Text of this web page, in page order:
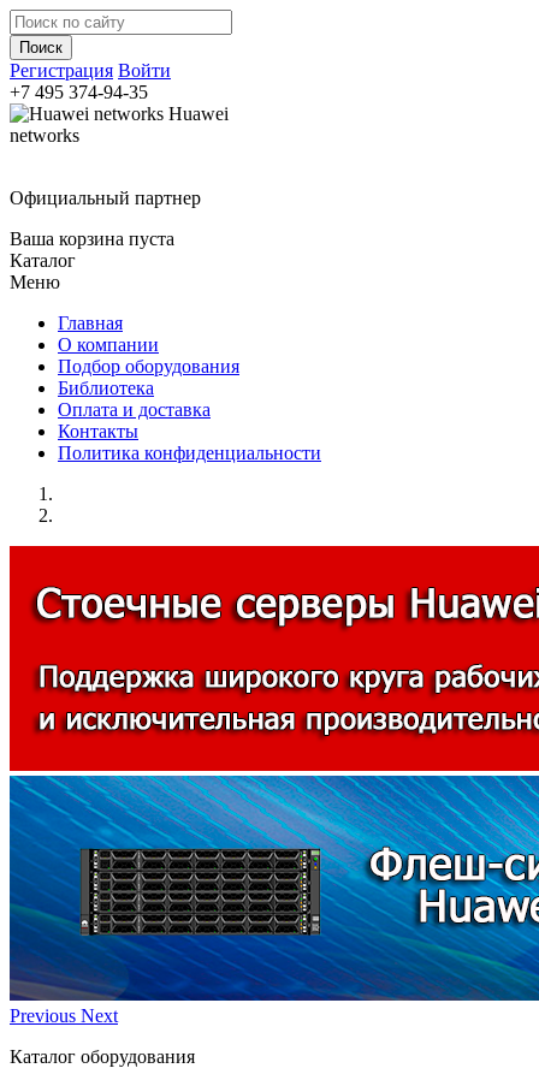
Регистрация Войти
+7 495 374-94-35
Huawei
networks
Официальный партнер
Ваша корзина пуста
Каталог
Меню
Главная
О компании
Подбор оборудования
Библиотека
Оплата и доставка
Контакты
Политика конфиденциальности
Previous Next
Каталог оборудования